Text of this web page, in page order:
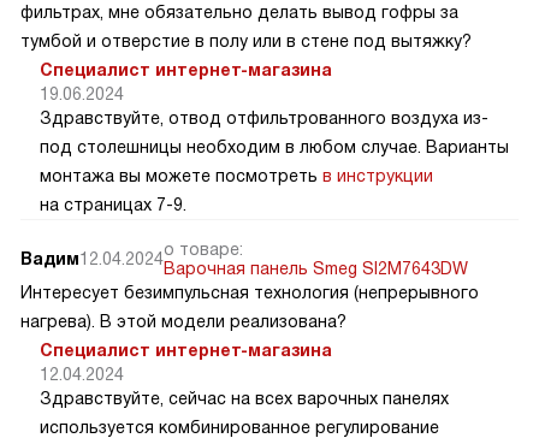
фильтрах, мне обязательно делать вывод гофры за
тумбой и отверстие в полу или в стене под вытяжку?
Специалист интернет-магазина
19.06.2024
Здравствуйте, отвод отфильтрованного воздуха из-
под столешницы необходим в любом случае. Варианты
монтажа вы можете посмотреть в инструкции
на страницах 7-9.
Вадим12.04.2024о товаре:
Варочная панель Smeg SI2M7643DW
Интересует безимпульсная технология (непрерывного
нагрева). В этой модели реализована?
Специалист интернет-магазина
12.04.2024
Здравствуйте, сейчас на всех варочных панелях
используется комбинированное регулирование